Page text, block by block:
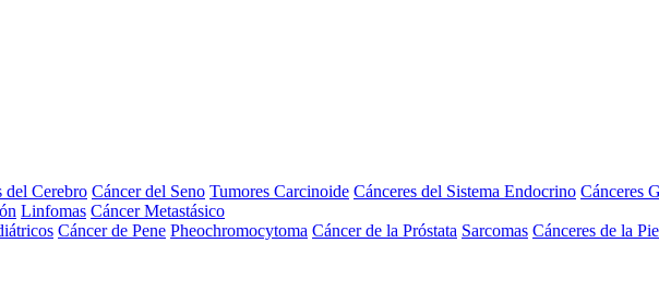
del Cerebro Cáncer del Seno Tumores Carcinoide Cánceres del Sistema Endocrino Cánceres
Linfomas Cáncer Metastásico
Cáncer de Pene Pheochromocytoma Cáncer de la Próstata Sarcomas Cánceres de la